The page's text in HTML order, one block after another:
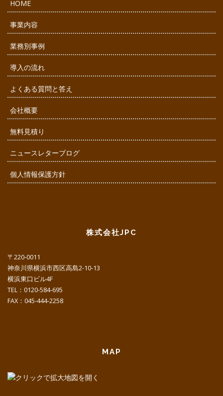
HOME
事業内容
業務別事例
導入の流れ
よくある質問と答え
会社概要
無料見積り
ニュースレターブログ
個人情報保護方針
株式会社JPC
〒220-0011
神奈川県横浜市西区高島2-10-13
横浜東口ビル4F
TEL：0120-584-695
FAX：045-444-2258
MAP